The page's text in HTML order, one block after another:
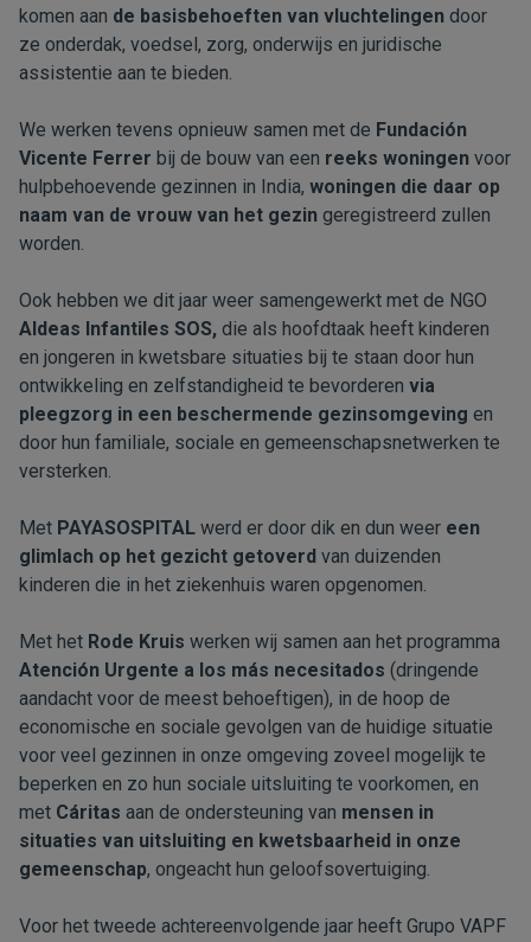
komen aan de basisbehoeften van vluchtelingen door
ze onderdak, voedsel, zorg, onderwijs en juridische
assistentie aan te bieden.
We werken tevens opnieuw samen met de Fundación
Vicente Ferrer bij de bouw van een reeks woningen voor
hulpbehoevende gezinnen in India, woningen die daar op
naam van de vrouw van het gezin geregistreerd zullen
worden.
Ook hebben we dit jaar weer samengewerkt met de NGO
Aldeas Infantiles SOS, die als hoofdtaak heeft kinderen
en jongeren in kwetsbare situaties bij te staan door hun
ontwikkeling en zelfstandigheid te bevorderen via
pleegzorg in een beschermende gezinsomgeving en
door hun familiale, sociale en gemeenschapsnetwerken te
versterken.
Met PAYASOSPITAL werd er door dik en dun weer een
glimlach op het gezicht getoverd van duizenden
kinderen die in het ziekenhuis waren opgenomen.
Met het Rode Kruis werken wij samen aan het programma
Atención Urgente a los más necesitados (dringende
aandacht voor de meest behoeftigen), in de hoop de
economische en sociale gevolgen van de huidige situatie
voor veel gezinnen in onze omgeving zoveel mogelijk te
beperken en zo hun sociale uitsluiting te voorkomen, en
met Cáritas aan de ondersteuning van mensen in
situaties van uitsluiting en kwetsbaarheid in onze
gemeenschap, ongeacht hun geloofsovertuiging.
Voor het tweede achtereenvolgende jaar heeft Grupo VAPF